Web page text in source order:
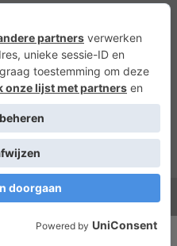
©Lots of Molly